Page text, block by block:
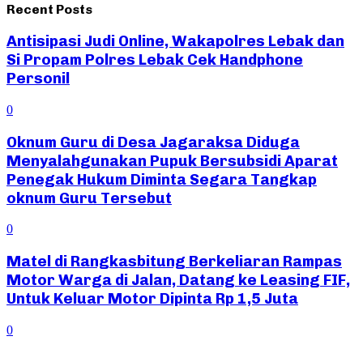
Recent Posts
Antisipasi Judi Online, Wakapolres Lebak dan
Si Propam Polres Lebak Cek Handphone
Personil
0
Oknum Guru di Desa Jagaraksa Diduga
Menyalahgunakan Pupuk Bersubsidi Aparat
Penegak Hukum Diminta Segara Tangkap
oknum Guru Tersebut
0
Matel di Rangkasbitung Berkeliaran Rampas
Motor Warga di Jalan, Datang ke Leasing FIF,
Untuk Keluar Motor Dipinta Rp 1,5 Juta
0